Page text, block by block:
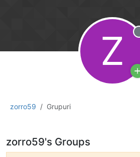
zorro59 Grupuri
Z
zorro59's Groups